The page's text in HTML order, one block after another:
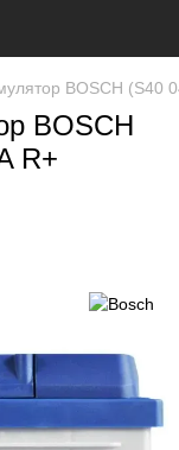
BOSCH (S40
BOSCH
R+